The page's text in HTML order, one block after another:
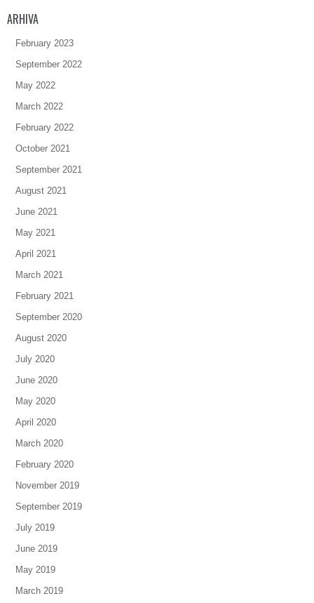
ARHIVA
February 2023
September 2022
May 2022
March 2022
February 2022
October 2021
September 2021
August 2021
June 2021
May 2021
April 2021
March 2021
February 2021
September 2020
August 2020
July 2020
June 2020
May 2020
April 2020
March 2020
February 2020
November 2019
September 2019
July 2019
June 2019
May 2019
March 2019